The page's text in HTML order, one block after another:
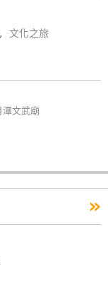
文化之旅
潭文武廟
»